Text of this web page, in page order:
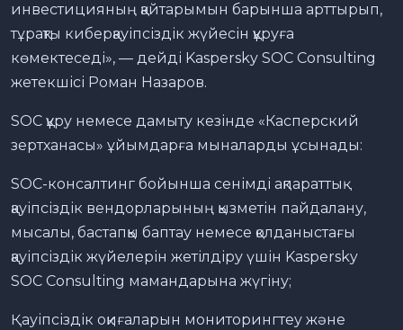
инвестицияның қайтарымын барынша арттырып,
тұрақты киберқауіпсіздік жүйесін құруға
көмектеседі», — дейді Kaspersky SOC Consulting
жетекшісі Роман Назаров.
SOC құру немесе дамыту кезінде «Касперский
зертханасы» ұйымдарға мыналарды ұсынады:
SOC-консалтинг бойынша сенімді ақпараттық
қауіпсіздік вендорларының қызметін пайдалану,
мысалы, бастапқы баптау немесе қолданыстағы
қауіпсіздік жүйелерін жетілдіру үшін Kaspersky
SOC Consulting мамандарына жүгіну;
Қауіпсіздік оқиғаларын мониторингтеу және